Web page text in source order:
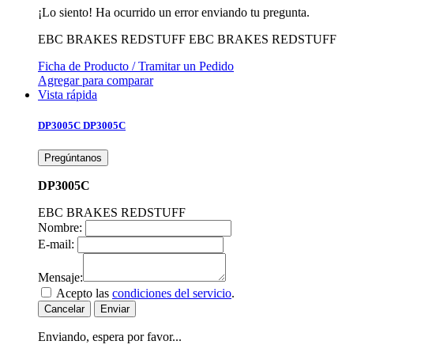
¡Lo siento! Ha ocurrido un error enviando tu pregunta.
EBC BRAKES REDSTUFF EBC BRAKES REDSTUFF
Ficha de Producto / Tramitar un Pedido
Agregar para comparar
Vista rápida
DP3005C DP3005C
Pregúntanos
DP3005C
EBC BRAKES REDSTUFF
Nombre:
E-mail:
Mensaje:
Acepto las condiciones del servicio.
Cancelar Enviar
Enviando, espera por favor...